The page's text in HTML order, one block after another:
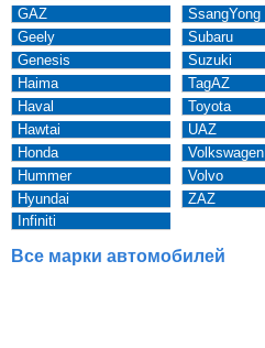
GAZ
Geely
Genesis
Haima
Haval
Hawtai
Honda
Hummer
Hyundai
Infiniti
SsangYong
Subaru
Suzuki
TagAZ
Toyota
UAZ
Volkswagen
Volvo
ZAZ
Все марки автомобилей